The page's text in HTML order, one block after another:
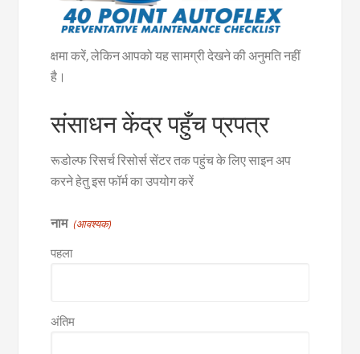
क्षमा करें, लेकिन आपको यह सामग्री देखने की अनुमति नहीं
है।
संसाधन केंद्र पहुँच प्रपत्र
रूडोल्फ रिसर्च रिसोर्स सेंटर तक पहुंच के लिए साइन अप
करने हेतु इस फॉर्म का उपयोग करें
नाम (आवश्यक)
पहला
अंतिम